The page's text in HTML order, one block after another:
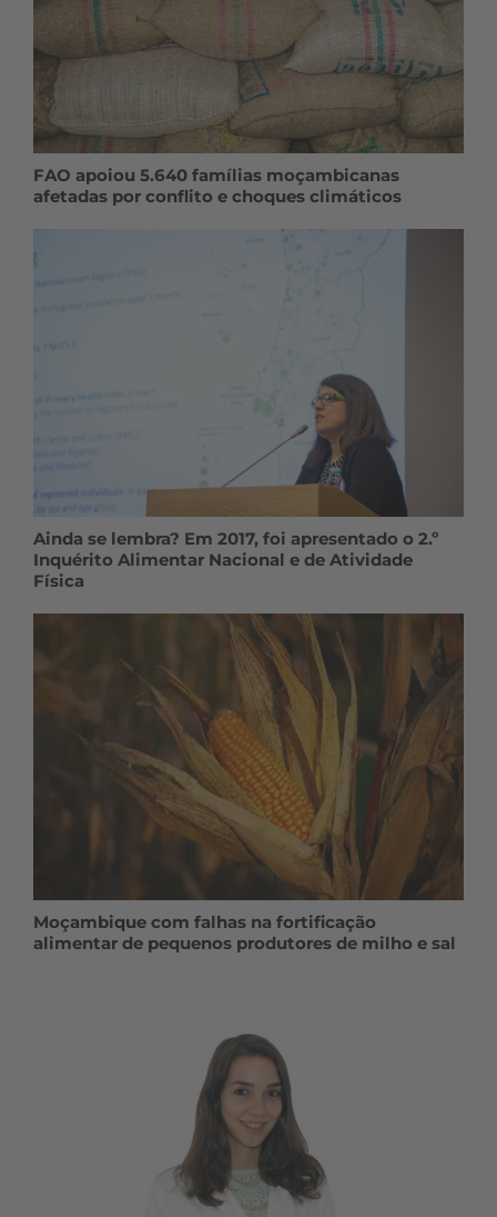
FAO apoiou 5.640 famílias moçambicanas
afetadas por conflito e choques climáticos
Ainda se lembra? Em 2017, foi apresentado o 2.º
Inquérito Alimentar Nacional e de Atividade
Física
Moçambique com falhas na fortificação
alimentar de pequenos produtores de milho e sal